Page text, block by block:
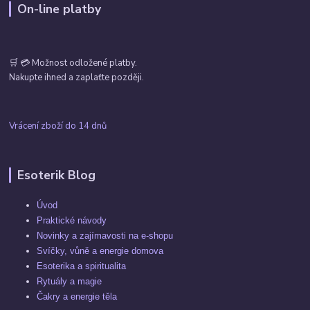
On-line platby
🛒 💳 Možnost odložené platby.
Nakupte ihned a zaplaťte později.
Vrácení zboží do 14 dnů
Esoterik Blog
Úvod
Praktické návody
Novinky a zajímavosti na e-shopu
Svíčky, vůně a energie domova
Esoterika a spiritualita
Rytuály a magie
Čakry a energie těla